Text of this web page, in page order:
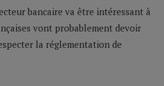
bancaire va être intéressant à
vont probablement devoir
la réglementation de